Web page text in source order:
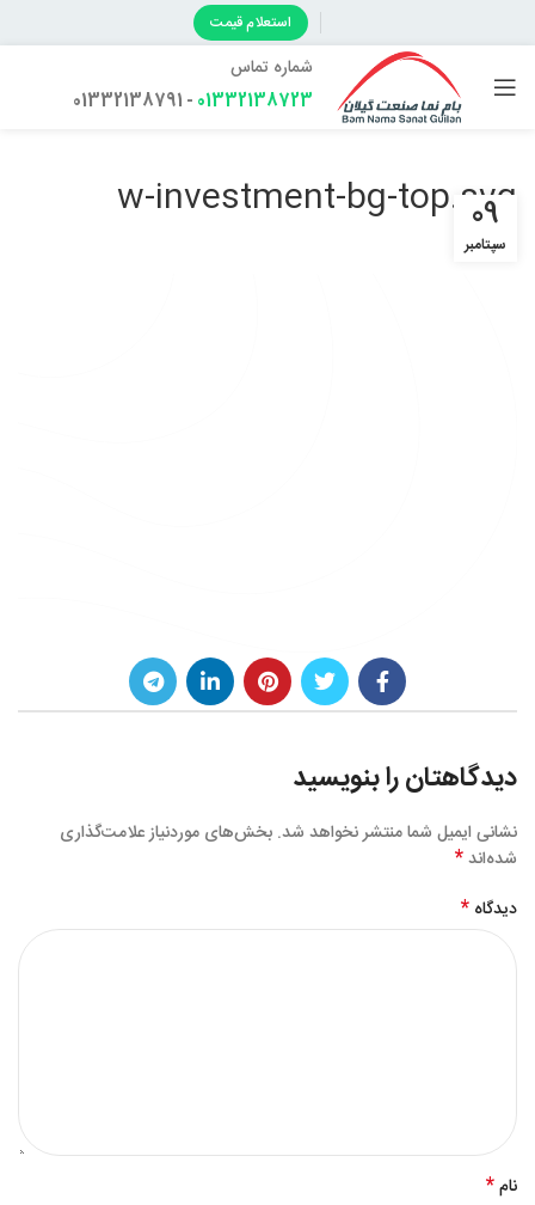
استعلام قیمت
شماره تماس
01332138723
- 01332138791
w-investment-bg-top.svg
09
سپتامبر
دیدگاهتان را بنویسید
نشانی ایمیل شما منتشر نخواهد شد. بخش‌های موردنیاز علامت‌گذاری
شده‌اند*
دیدگاه *
نام*